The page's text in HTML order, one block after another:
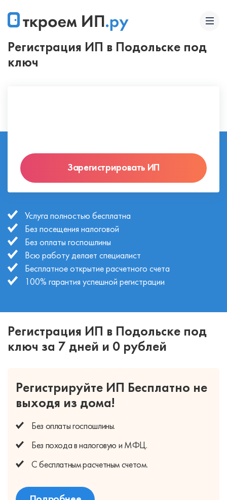
Регистрация ИП в Подольске под
ключ
Зарегистрировать ИП
Услуга полностью бесплатна
Без посещения налоговой
Без оплаты госпошлины
Всю работу делает специалист
Бесплатное открытие расчетного счета
100% гарантия успешной регистрации
Регистрация ИП в Подольске под
ключ за 7 дней и 0 рублей
Регистрируйте ИП Бесплатно не
выходя из дома!
Без оплатыгоспошлины.
Без походав налоговую и МФЦ.
С бесплатнымрасчетным счетом.